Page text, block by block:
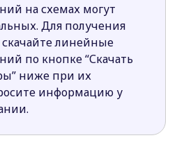
на схемах могут
Для получения
линейные
по кнопке “Скачать
ниже при их
информацию у